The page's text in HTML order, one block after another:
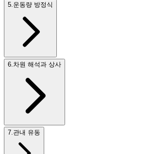
5 운동량 방정식
6 차원 해석과 상사
7 관내 유동